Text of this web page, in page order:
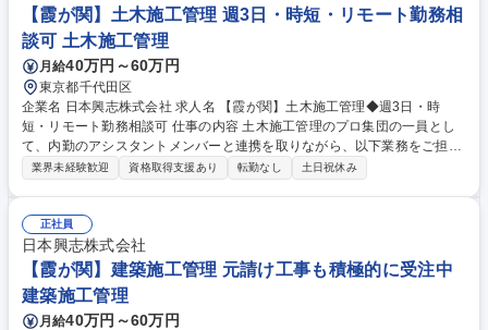
研修など、研修制度も整っています。【魅力】■福利厚生が充実(各種割引
有り)2025年以降の安定受注も見込まれてます。 募集職種 【BIM推進/メン
バー】京王G/転勤なし/Archicadの知見ある方歓迎
【霞が関】土木施工管理 週3日・時短・リモート勤務相
談可 土木施工管理
月給40万円～60万円
東京都千代田区
企業名 日本興志株式会社 求人名 【霞が関】土木施工管理◆週3日・時
短・リモート勤務相談可 仕事の内容 土木施工管理のプロ集団の一員とし
て、内勤のアシスタントメンバーと連携を取りながら、以下業務をご担当
いただきます。 ・現場調査・施工計画・予算組み・工程の管理・品質管
図っており将来的にはトンネル・高速道路・発電・ダムなどは様々な工事
を積極的に受注していく予定です。 ＜直近予定されている案件について＞
・関東近郊の造成工事 ・建築で請け負ったビルやマンションの外構工事な
ど 募集職種 【霞が関】土木施工管理◆週3日・時短・リモート勤務相談可
業界未経験歓迎 資格取得支援あり 転勤なし 土日祝休み
正社員
日本興志株式会社
【霞が関】建築施工管理 元請け工事も積極的に受注中
建築施工管理
月給40万円～60万円